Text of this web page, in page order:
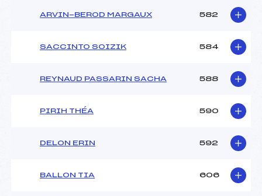
ARVIN-BEROD MARGAUX 582
SACCINTO SOIZIK 584
REYNAUD PASSARIN SACHA 588
PIRIH THÉA 590
DELON ERIN 592
BALLON TIA 606